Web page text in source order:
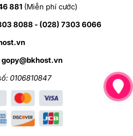
881 (Miễn phí cước)
8088 - (028) 7303 6066
gopy@bkhost.vn
0106810847